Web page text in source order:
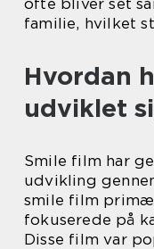
ofte bliver set
familie, hvilket
Hvordan
udviklet
Smile film har
udvikling
smile film
fokuserede på
Disse film var